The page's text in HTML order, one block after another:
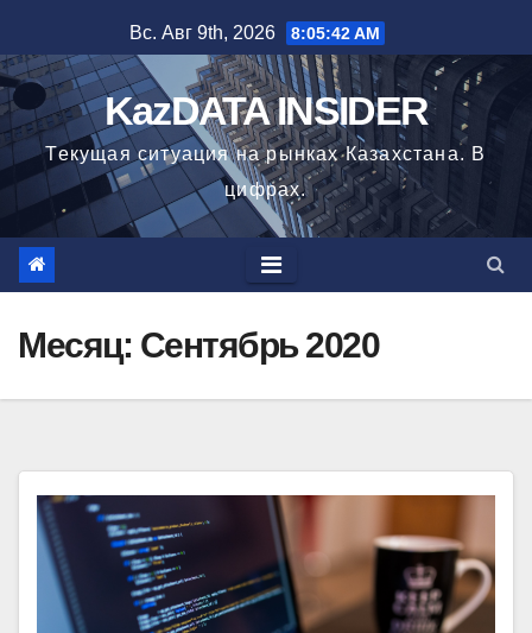
к
содержимому
Вс. Авг 9th, 2026 8:05:43 AM
KazDATA INSIDER
Текущая ситуация на рынках Казахстана. В
цифрах.
Месяц: Сентябрь 2020